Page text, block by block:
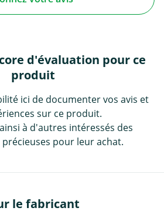
d'évaluation pour ce
produit
ici de documenter vos avis et
sur ce produit.
à d'autres intéressés des
pour leur achat.
le fabricant